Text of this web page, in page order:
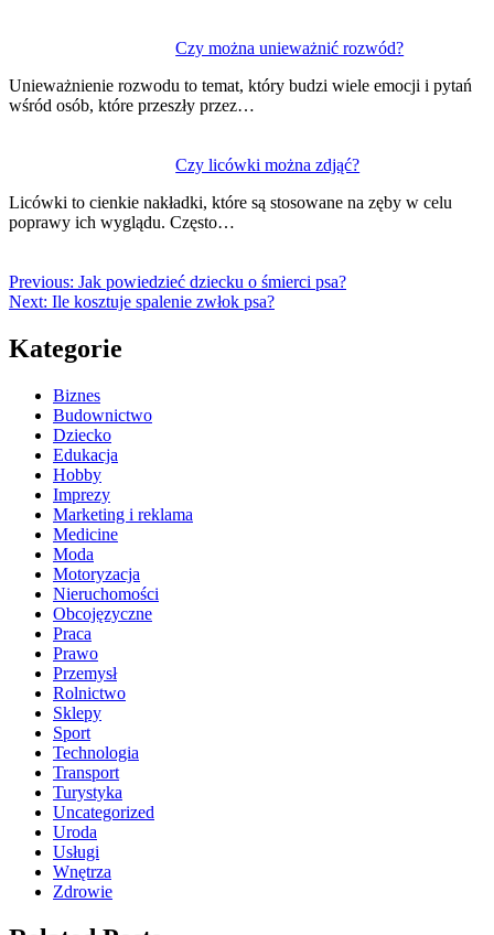
Czy można unieważnić rozwód?
Unieważnienie rozwodu to temat, który budzi wiele emocji i pytań
wśród osób, które przeszły przez…
Czy licówki można zdjąć?
Licówki to cienkie nakładki, które są stosowane na zęby w celu
poprawy ich wyglądu. Często…
Previous: Jak powiedzieć dziecku o śmierci psa?
Next: Ile kosztuje spalenie zwłok psa?
Kategorie
Biznes
Budownictwo
Dziecko
Edukacja
Hobby
Imprezy
Marketing i reklama
Medicine
Moda
Motoryzacja
Nieruchomości
Obcojęzyczne
Praca
Prawo
Przemysł
Rolnictwo
Sklepy
Sport
Technologia
Transport
Turystyka
Uncategorized
Uroda
Usługi
Wnętrza
Zdrowie